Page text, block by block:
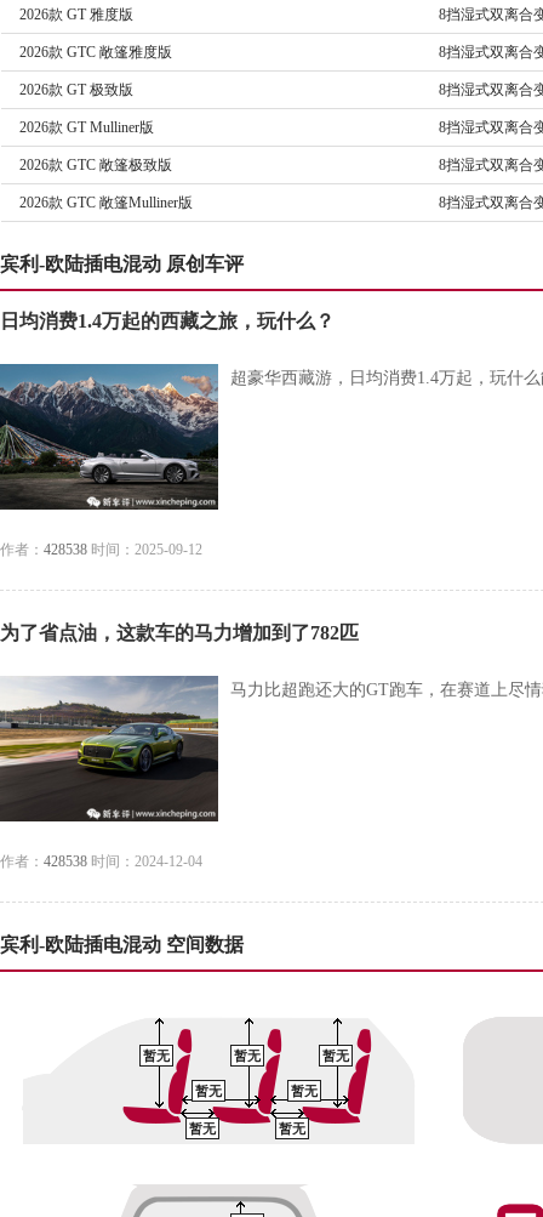
2026款 GT 雅度版 8挡湿式双离合
2026款 GTC 敞篷雅度版 8挡湿式双离合
2026款 GT 极致版 8挡湿式双离合
2026款 GT Mulliner版 8挡湿式双离合
2026款 GTC 敞篷极致版 8挡湿式双离合
2026款 GTC 敞篷Mulliner版 8挡湿式双离合
宾利-欧陆插电混动 原创车评
日均消费1.4万起的西藏之旅，玩什么？
超豪华西藏游，日均消费1.4万起，玩什
作者： 428538 时间：2025-09-12
为了省点油，这款车的马力增加到了782匹
马力比超跑还大的GT跑车，在赛道上尽
作者： 428538 时间：2024-12-04
宾利-欧陆插电混动 空间数据
暂无 暂无 暂无
暂无
暂无 暂无
暂无